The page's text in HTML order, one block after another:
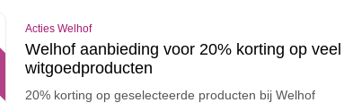
Acties Welhof
Welhof aanbieding voor 20% korting op veel
witgoedproducten
20% korting op geselecteerde producten bij Welhof